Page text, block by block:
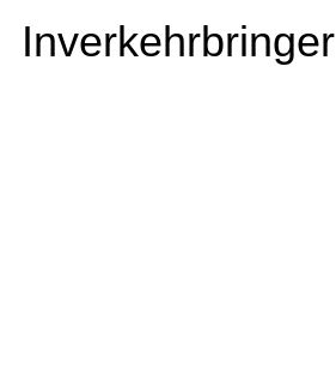
Inverkehrbringer